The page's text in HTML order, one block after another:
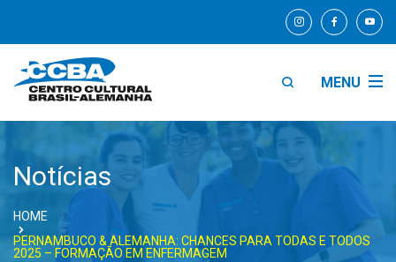
MENU
Notícias
HOME
PERNAMBUCO & ALEMANHA: CHANCES PARA TODAS E TODOS
2025 – FORMAÇÃO EM ENFERMAGEM